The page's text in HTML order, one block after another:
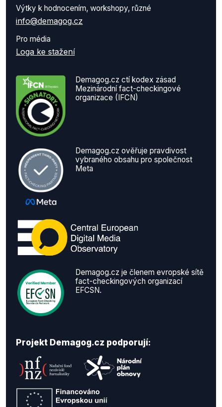
Výtky k hodnocením, workshopy, různé
info@demagog.cz
Pro média
Loga ke stažení
Demagog.cz ctí kodex zásad
Mezinárodní fact-checkingové
organizace (IFCN)
Demagog.cz ověřuje pravdivost
vybraného obsahu pro společnost
Meta
Demagog.cz je členem evropské sítě
fact-checkingových organizací
EFCSN.
Projekt Demagog.cz podporují: